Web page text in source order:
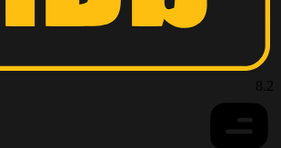
8.2